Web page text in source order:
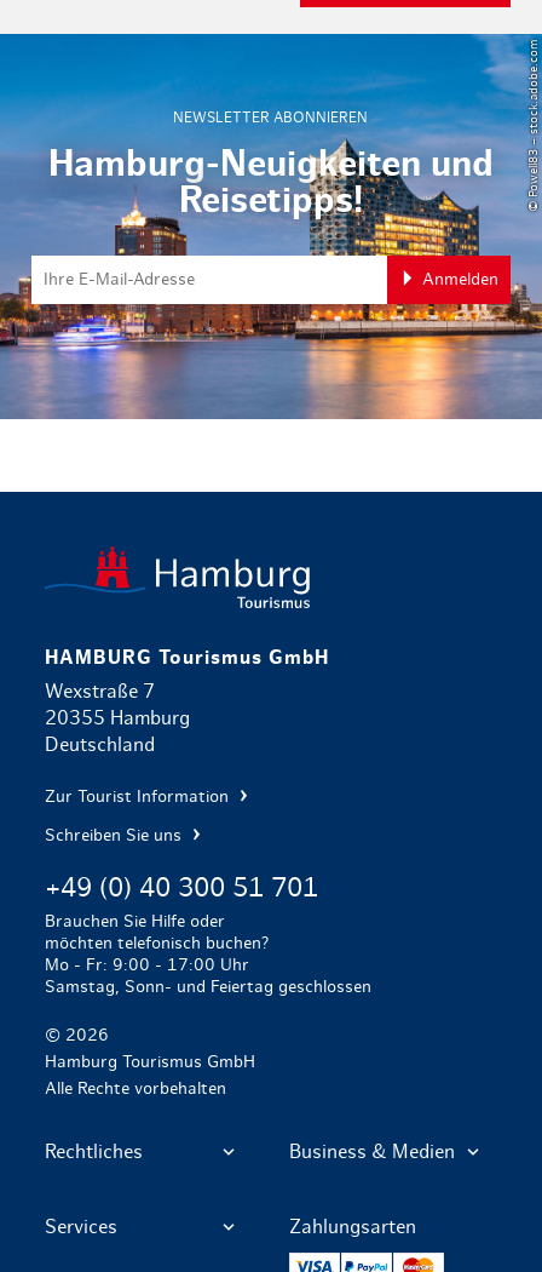
NEWSLETTER ABONNIEREN
Hamburg-Neuigkeiten und
Reisetipps!
Anmelden
© Powell83 – stock.adobe.com
HAMBURG Tourismus GmbH
Wexstraße 7
20355 Hamburg
Deutschland
Zur Tourist Information
Schreiben Sie uns
+49 (0) 40 300 51 701
Brauchen Sie Hilfe oder
möchten telefonisch buchen?
Mo - Fr: 9:00 - 17:00 Uhr
Samstag, Sonn- und Feiertag geschlossen
© 2026
Hamburg Tourismus GmbH
Alle Rechte vorbehalten
Rechtliches Business & Medien
Services Zahlungsarten
PayPal